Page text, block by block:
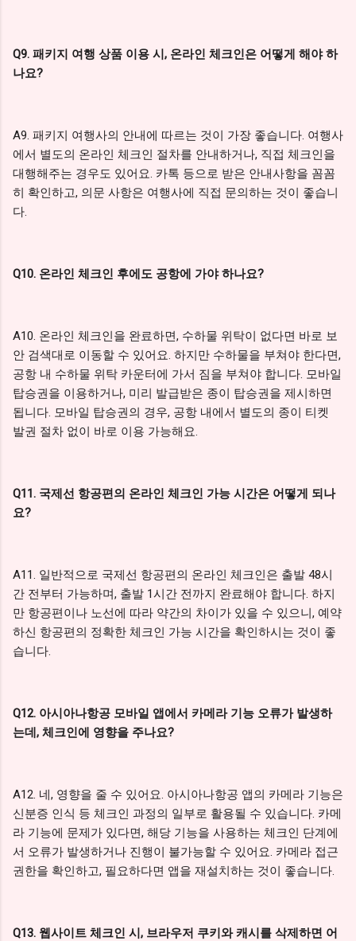
Q9. 패키지 여행 상품 이용 시, 온라인 체크인은 어떻게 해야 하
나요?
A9. 패키지 여행사의 안내에 따르는 것이 가장 좋습니다. 여행사
에서 별도의 온라인 체크인 절차를 안내하거나, 직접 체크인을
대행해주는 경우도 있어요. 카톡 등으로 받은 안내사항을 꼼꼼
히 확인하고, 의문 사항은 여행사에 직접 문의하는 것이 좋습니
다.
Q10. 온라인 체크인 후에도 공항에 가야 하나요?
A10. 온라인 체크인을 완료하면, 수하물 위탁이 없다면 바로 보
안 검색대로 이동할 수 있어요. 하지만 수하물을 부쳐야 한다면,
공항 내 수하물 위탁 카운터에 가서 짐을 부쳐야 합니다. 모바일
탑승권을 이용하거나, 미리 발급받은 종이 탑승권을 제시하면
됩니다. 모바일 탑승권의 경우, 공항 내에서 별도의 종이 티켓
발권 절차 없이 바로 이용 가능해요.
Q11. 국제선 항공편의 온라인 체크인 가능 시간은 어떻게 되나
요?
A11. 일반적으로 국제선 항공편의 온라인 체크인은 출발 48시
간 전부터 가능하며, 출발 1시간 전까지 완료해야 합니다. 하지
만 항공편이나 노선에 따라 약간의 차이가 있을 수 있으니, 예약
하신 항공편의 정확한 체크인 가능 시간을 확인하시는 것이 좋
습니다.
Q12. 아시아나항공 모바일 앱에서 카메라 기능 오류가 발생하
는데, 체크인에 영향을 주나요?
A12. 네, 영향을 줄 수 있어요. 아시아나항공 앱의 카메라 기능은
신분증 인식 등 체크인 과정의 일부로 활용될 수 있습니다. 카메
라 기능에 문제가 있다면, 해당 기능을 사용하는 체크인 단계에
서 오류가 발생하거나 진행이 불가능할 수 있어요. 카메라 접근
권한을 확인하고, 필요하다면 앱을 재설치하는 것이 좋습니다.
Q13. 웹사이트 체크인 시, 브라우저 쿠키와 캐시를 삭제하면 어